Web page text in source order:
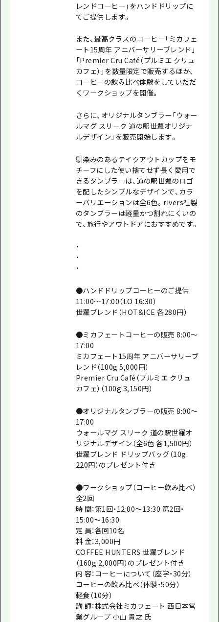
レンドコーヒー」をハンドドリップに
てご提供します。
また、最高クラスのコーヒー「ミカフェ
ート15周年 アニバーサリーブレンド」
「Premier Cru Café（プルミエ クリュ
カフェ）」を数量限定で販売するほか、
コーヒーの飲み比べ体験をしていただ
くワークショップを開催。
さらに、オリジナルタンブラー「ウォー
ルマグ スリーク 道の駅世羅オリジナ
ルデザイン」を販売開始します。
馴染みのあるテイクアウトカップをモ
チーフにした使い捨てせず長く愛用で
きるタンブラーは、道の駅世羅のロゴ
を配したシンプルなデザインで、カラ
ーバリエーションは全6色。rivers社製
のタンブラーは軽量かつ割れにくいの
で、旅行やアウトドアにおすすめです。
・
・
・
●ハンドドリップコーヒーのご提供
11:00～17:00（LO 16:30）
世羅ブレンド（HOT&ICE 各280円）
●ミカフェートコーヒーの販売 8:00～
17:00
ミカフェート15周年 アニバーサリーブ
レンド（100g 5,000円）
Premier Cru Café（プルミエ クリュ
カフェ）（100g 3,150円）
●オリジナルタンブラーの販売 8:00～
17:00
ウォールマグ スリーク 道の駅世羅オ
リジナルデザイン（全6色 各1,500円）
世羅ブレンド ドリップバッグ（10g
220円）のプレゼント付き
●ワークショップ（コーヒー飲み比べ）
全2回
時 間：第1回・12:00～13:30 第2回・
15:00～16:30
定 員：各回10名
料 金：3,000円
COFFEE HUNTERS 世羅ブレンド
（160g 2,000円）のプレゼント付き
内 容：コーヒーについて（座学・30分）
コーヒーの飲み比べ（体験・50分）
軽食（10分）
講 師：株式会社ミカフェート 西日本営
業グループ 小山 貴之 氏